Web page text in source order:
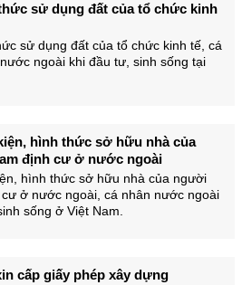
sử dụng đất của tổ chức kinh
sử dụng đất của tổ chức kinh tế, cá
ngoài khi đầu tư, sinh sống tại
hình thức sở hữu nhà của
định cư ở nước ngoài
hình thức sở hữu nhà của người
ở nước ngoài, cá nhân nước ngoài
sống ở Việt Nam.
cấp giấy phép xây dựng